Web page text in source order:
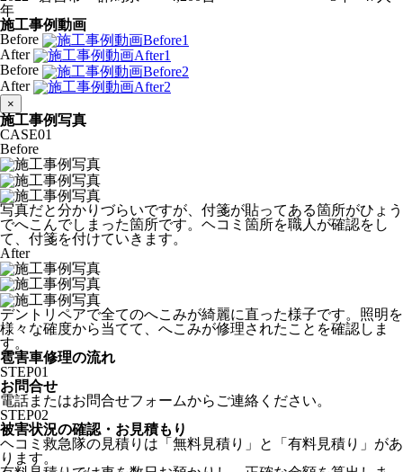
年
施工事例動画
Before
After
Before
After
×
施工事例写真
CASE01
Before
写真だと分かりづらいですが、付箋が貼ってある箇所がひょう
でへこんでしまった箇所です。ヘコミ箇所を職人が確認をし
て、付箋を付けていきます。
After
デントリペアで全てのへこみが綺麗に直った様子です。照明を
様々な確度から当てて、へこみが修理されたことを確認しま
す。
雹害車修理の流れ
STEP01
お問合せ
電話またはお問合せフォームからご連絡ください。
STEP02
被害状況の確認・お見積もり
ヘコミ救急隊の見積りは「無料見積り」と「有料見積り」があ
ります。